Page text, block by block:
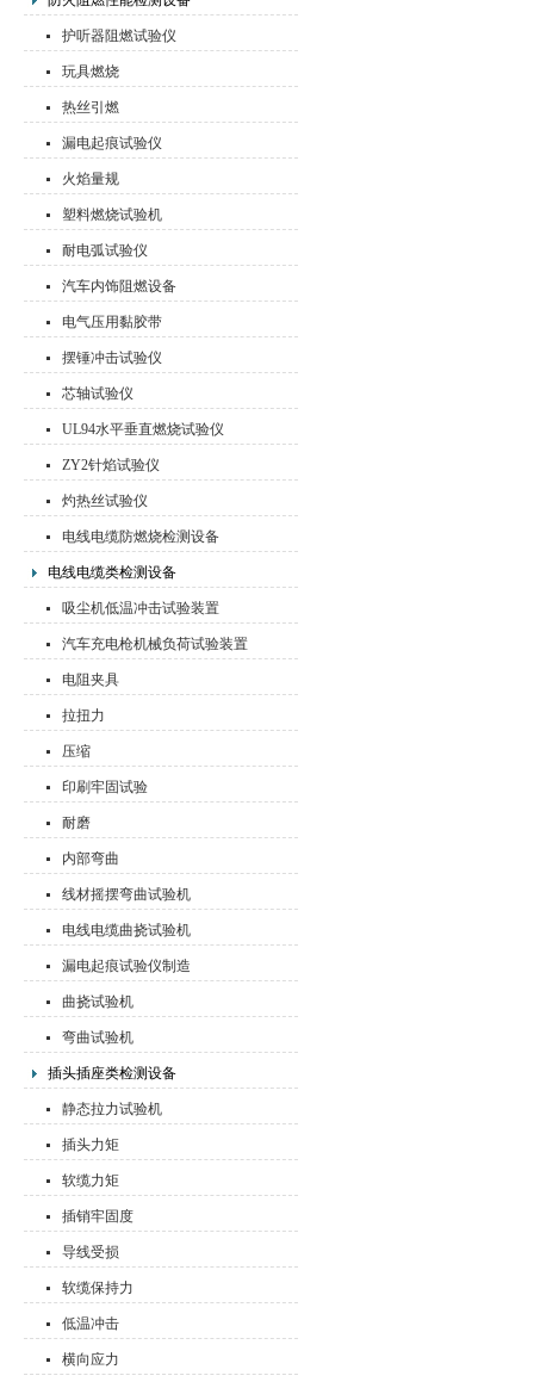
护听器阻燃试验仪
玩具燃烧
热丝引燃
漏电起痕试验仪
火焰量规
塑料燃烧试验机
耐电弧试验仪
汽车内饰阻燃设备
电气压用黏胶带
摆锤冲击试验仪
芯轴试验仪
UL94水平垂直燃烧试验仪
ZY2针焰试验仪
灼热丝试验仪
电线电缆防燃烧检测设备
电线电缆类检测设备
吸尘机低温冲击试验装置
汽车充电枪机械负荷试验装置
电阻夹具
拉扭力
压缩
印刷牢固试验
耐磨
内部弯曲
线材摇摆弯曲试验机
电线电缆曲挠试验机
漏电起痕试验仪制造
曲挠试验机
弯曲试验机
插头插座类检测设备
静态拉力试验机
插头力矩
软缆力矩
插销牢固度
导线受损
软缆保持力
低温冲击
横向应力